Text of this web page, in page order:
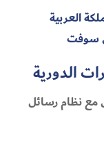
العربية
سوفت
الدورية
مع نظام رسائل